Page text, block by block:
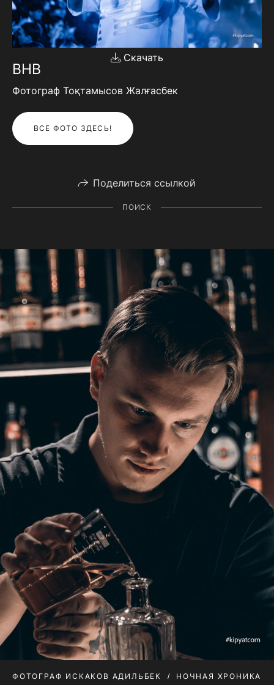
Скачать
BHB
Фотограф Тоқтамысов Жалғасбек
ВСЕ ФОТО ЗДЕСЬ!
Поделиться ссылкой
ПОИСК
ФОТОГРАФ ИСКАКОВ АДИЛЬБЕК НОЧНАЯ ХРОНИКА